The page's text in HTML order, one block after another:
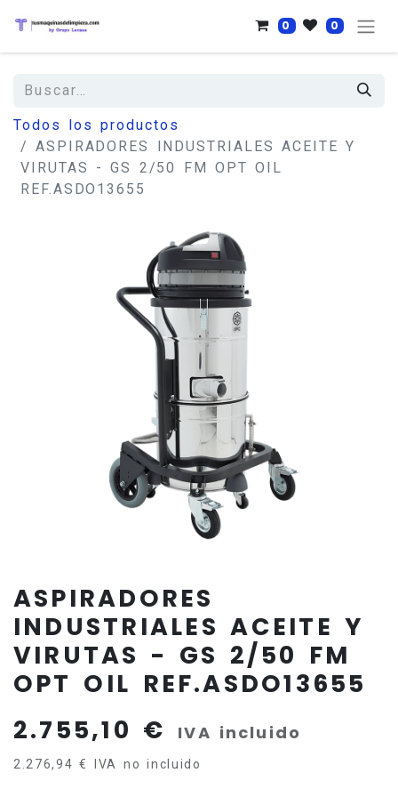
0 0
Todos los productos
ASPIRADORES INDUSTRIALES ACEITE Y
VIRUTAS - GS 2/50 FM OPT OIL
REF.ASDO13655
ASPIRADORES
INDUSTRIALES ACEITE Y
VIRUTAS - GS 2/50 FM
OPT OIL REF.ASDO13655
2.755,10 € IVA incluido
2.276,94 € IVA no incluido